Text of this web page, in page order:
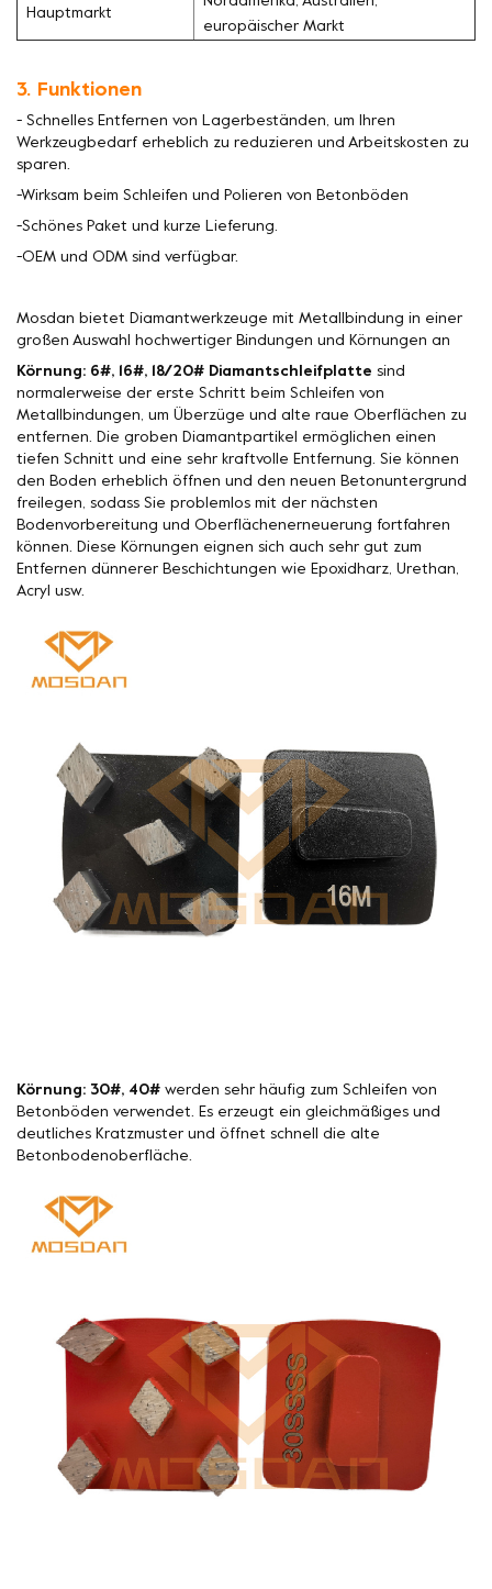
Hauptmarkt
europäischer Markt
3. Funktionen
- Schnelles Entfernen von Lagerbeständen, um Ihren
Werkzeugbedarf erheblich zu reduzieren und Arbeitskosten zu
sparen.
-Wirksam beim Schleifen und Polieren von Betonböden
-Schönes Paket und kurze Lieferung.
-OEM und ODM sind verfügbar.
Mosdan bietet Diamantwerkzeuge mit Metallbindung in einer
großen Auswahl hochwertiger Bindungen und Körnungen an
Körnung: 6#, 16#, 18/20# Diamantschleifplatte sind
normalerweise der erste Schritt beim Schleifen von
Metallbindungen, um Überzüge und alte raue Oberflächen zu
entfernen. Die groben Diamantpartikel ermöglichen einen
tiefen Schnitt und eine sehr kraftvolle Entfernung. Sie können
den Boden erheblich öffnen und den neuen Betonuntergrund
freilegen, sodass Sie problemlos mit der nächsten
Bodenvorbereitung und Oberflächenerneuerung fortfahren
können. Diese Körnungen eignen sich auch sehr gut zum
Entfernen dünnerer Beschichtungen wie Epoxidharz, Urethan,
Acryl usw.
Körnung: 30#, 40# werden sehr häufig zum Schleifen von
Betonböden verwendet. Es erzeugt ein gleichmäßiges und
deutliches Kratzmuster und öffnet schnell die alte
Betonbodenoberfläche.